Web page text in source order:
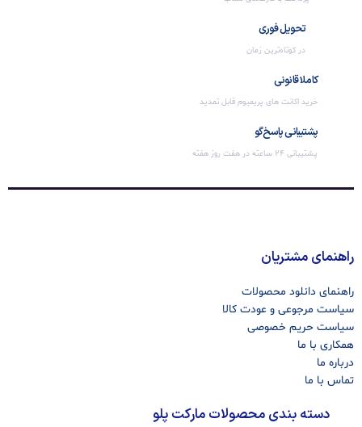
تحویل فوری
در کوتاه‌ترین زمان
کاملا قانونی
خرید اکانت های پریمیوم قابل تمدید
پشتیبانی پاسخ‌گو
پشتیبانی 24 ساعته در هفت روز هفته
راهنمای مشتریان
راهنمای دانلود محصولات
سیاست مرجوعی و عودت کالا
سیاست حریم خصوصی
همکاری با ما
درباره ما
تماس با ما
دسته بندی محصولات مارکت پلو